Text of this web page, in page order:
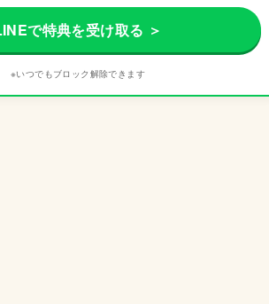
で特典を受け取る ＞
※いつでもブロック解除できます